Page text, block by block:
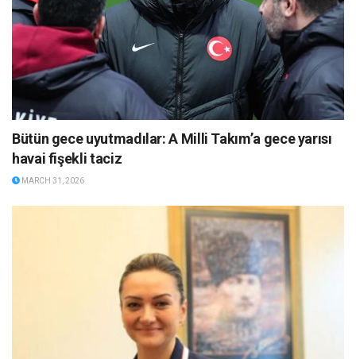
Bütün gece uyutmadılar: A Milli Takım’a gece yarısı
havai fişekli taciz
MARCH 31, 2026